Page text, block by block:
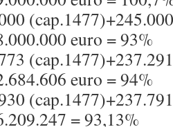
euro = 93%
euro = 94%
= 93,13%